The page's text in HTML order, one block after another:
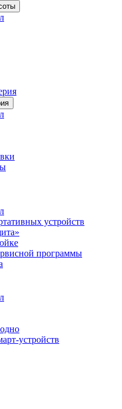
устройств
программы
устройств